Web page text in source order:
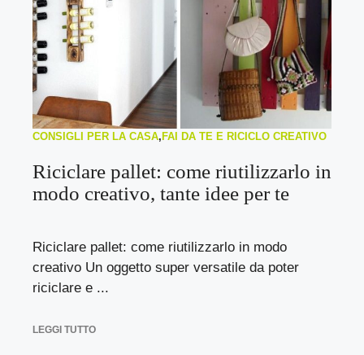
CONSIGLI PER LA CASA,FAI DA TE E RICICLO CREATIVO
Riciclare pallet: come riutilizzarlo in
modo creativo, tante idee per te
Riciclare pallet: come riutilizzarlo in modo
creativo Un oggetto super versatile da poter
riciclare e ...
LEGGI TUTTO